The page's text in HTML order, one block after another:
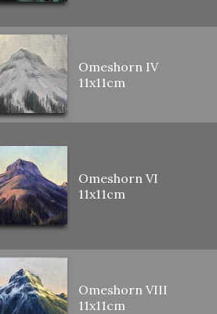
Omeshorn IV
11x11cm
Omeshorn VI
11x11cm
Omeshorn VIII
11x11cm